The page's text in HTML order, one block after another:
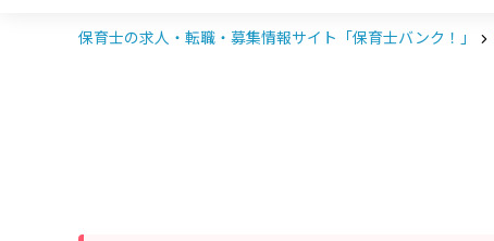
保育士の求人・転職・募集情報サイト「保育士バンク！」